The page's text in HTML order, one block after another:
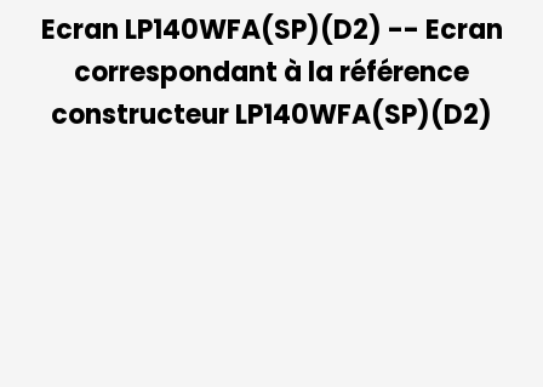
Ecran LP140WFA(SP)(D2) -- Ecran
correspondant à la référence
constructeur LP140WFA(SP)(D2)